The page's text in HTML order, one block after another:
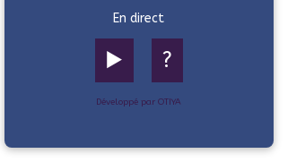
En direct
▶️ ?
Développé par OTIYA